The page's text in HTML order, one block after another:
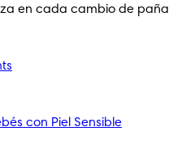
en cada cambio de pañal
con Piel Sensible